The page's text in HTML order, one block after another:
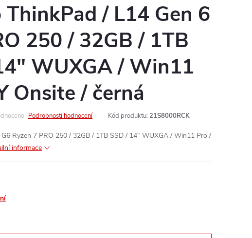
ThinkPad / L14 Gen 6
250 / 32GB / 1TB
WUXGA / Win11
Onsite / černá
Podrobnosti hodnocení Kód produktu: 21S8000RCK
Ryzen 7 PRO 250 / 32GB / 1TB SSD / 14” WUXGA / Win11 Pro /
informace